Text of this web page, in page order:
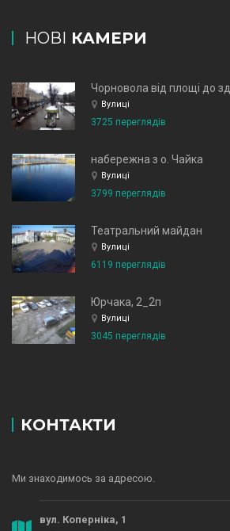
НОВІ КАМЕРИ
Чорновола від площі до зд
Вулиці
3725 переглядів
набережна з о. Чайка
Вулиці
3799 переглядів
Театральний майдан
Вулиці
6119 переглядів
Юрчака, 2_2п
Вулиці
3045 переглядів
КОНТАКТИ
Ми знаходимось за адресою.
вул. Коперніка, 1